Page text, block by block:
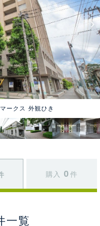
ークス 外観ひき
購入 0 件
一覧